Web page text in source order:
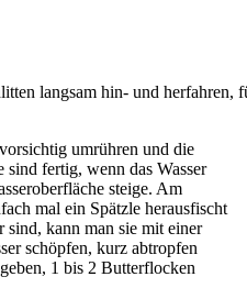
langsam hin- und herfahren,
umrühren und die
sind fertig, wenn das Wasser
steige. Am
mal ein Spätzle herausfischt
sind, kann man sie mit einer
schöpfen, kurz abtropfen
1 bis 2 Butterflocken